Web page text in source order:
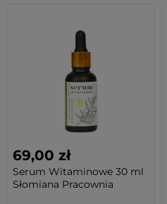
69,00 zł
Serum Witaminowe 30 ml
Słomiana Pracownia